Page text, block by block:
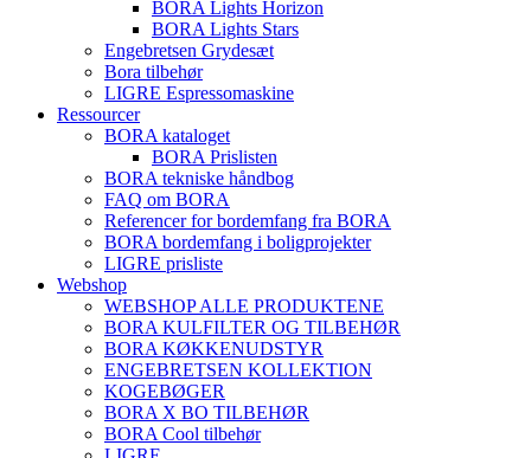
BORA Lights Horizon
BORA Lights Stars
Engebretsen Grydesæt
Bora tilbehør
LIGRE Espressomaskine
Ressourcer
BORA kataloget
BORA Prislisten
BORA tekniske håndbog
FAQ om BORA
Referencer for bordemfang fra BORA
BORA bordemfang i boligprojekter
LIGRE prisliste
Webshop
WEBSHOP ALLE PRODUKTENE
BORA KULFILTER OG TILBEHØR
BORA KØKKENUDSTYR
ENGEBRETSEN KOLLEKTION
KOGEBØGER
BORA X BO TILBEHØR
BORA Cool tilbehør